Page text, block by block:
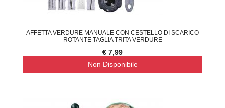
AFFETTA VERDURE MANUALE CON CESTELLO DI SCARICO
ROTANTE TAGLIA TRITA VERDURE
€ 7,99
Non Disponibile